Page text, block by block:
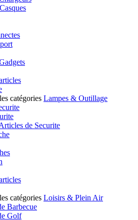
catégories Lampes & Outillage
de Securite
catégories Loisirs & Plein Air
Barbecue
Golf